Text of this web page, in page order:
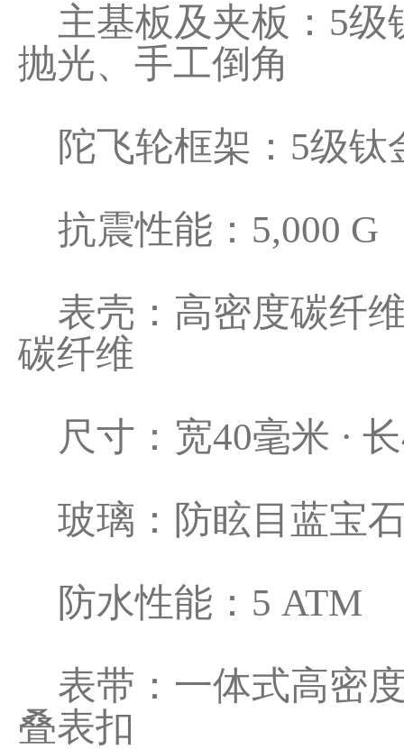
主基板及夹板：5级
抛光、手工倒角
陀飞轮框架：5级钛
抗震性能：5,000 G
表壳：高密度碳纤
碳纤维
尺寸：宽40毫米 · 长
玻璃：防眩目蓝宝
防水性能：5 ATM
表带：一体式高密
叠表扣